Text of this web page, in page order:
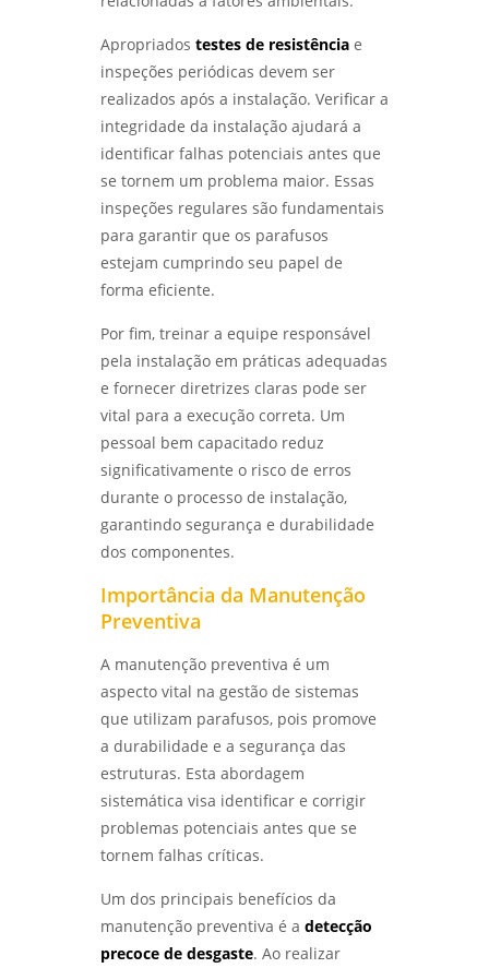
Apropriados testes de resistênciae
inspeções periódicas devem ser
realizados após a instalação. Verificar a
integridade da instalação ajudará a
identificar falhas potenciais antes que
se tornem um problema maior. Essas
inspeções regulares são fundamentais
para garantir que os parafusos
estejam cumprindo seu papel de
forma eficiente.
Por fim, treinar a equipe responsável
pela instalação em práticas adequadas
e fornecer diretrizes claras pode ser
vital para a execução correta. Um
pessoal bem capacitado reduz
significativamente o risco de erros
durante o processo de instalação,
garantindo segurança e durabilidade
dos componentes.
Importância da Manutenção
Preventiva
A manutenção preventiva é um
aspecto vital na gestão de sistemas
que utilizam parafusos, pois promove
a durabilidade e a segurança das
estruturas. Esta abordagem
sistemática visa identificar e corrigir
problemas potenciais antes que se
tornem falhas críticas.
Um dos principais benefícios da
manutenção preventiva é a detecção
precoce de desgaste. Ao realizar